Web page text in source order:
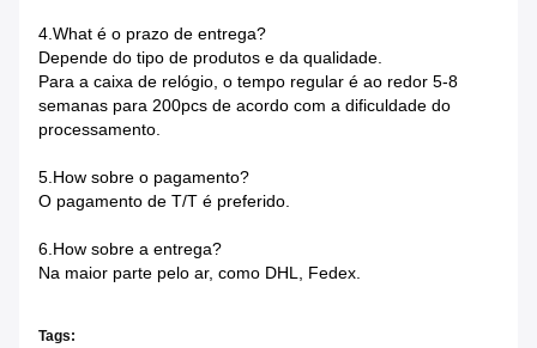
4.What é o prazo de entrega?
Depende do tipo de produtos e da qualidade.
Para a caixa de relógio, o tempo regular é ao redor 5-8
semanas para 200pcs de acordo com a dificuldade do
processamento.
5.How sobre o pagamento?
O pagamento de T/T é preferido.
6.How sobre a entrega?
Na maior parte pelo ar, como DHL, Fedex.
Tags: